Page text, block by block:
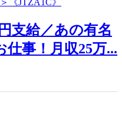
支給／あの有名
事！月収25万...